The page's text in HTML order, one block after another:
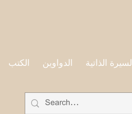
السيرة الذاتية الدواوين الكتب